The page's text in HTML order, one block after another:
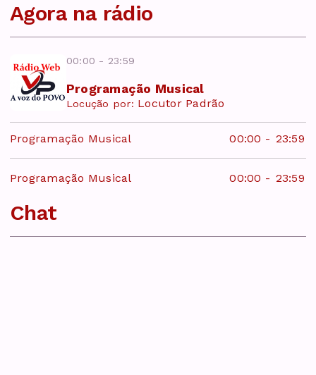
Agora na rádio
00:00 - 23:59
Programação Musical
Locução por: Locutor Padrão
Programação Musical 00:00 - 23:59
Programação Musical 00:00 - 23:59
Chat